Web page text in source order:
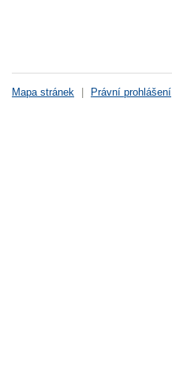
Mapa stránek Právní prohlášení